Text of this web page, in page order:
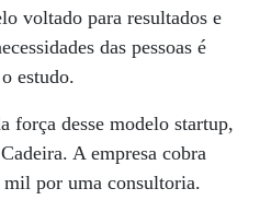
voltado para resultados e
das pessoas é
estudo.
força desse modelo startup,
A empresa cobra
por uma consultoria.